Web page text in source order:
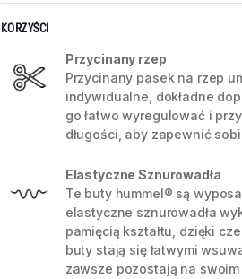
KORZYŚCI
Przycinany rzep
Przycinany pasek na rzep
indywidualne, dokładne
go łatwo wyregulować i
długości, aby zapewnić
Elastyczne Sznurowadła
Te buty hummel® są
elastyczne sznurowadła
pamięcią kształtu, dzięki
buty stają się łatwymi
zawsze pozostają na swoim